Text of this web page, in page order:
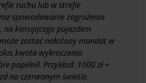
ruchu lub w strefie
spowodowanie zagrożenia
na kierującego pojazdem
zostać nałożony mandat w
kwota wykroczenia
popełnił. Przykład: 1000 zł +
na czerwonym świetle.